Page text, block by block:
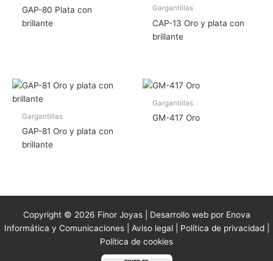
GAP-80 Plata con
brillante
Gargantillas
CAP-13 Oro y plata con
brillante
Gargantillas
GAP-81 Oro y plata con
brillante
Gargantillas
GM-417 Oro
Copyright © 2026 Finor Joyas | Desarrollo web por Enova
Informática y Comunicaciones | Aviso legal| Política de privacidad|
Política de cookies